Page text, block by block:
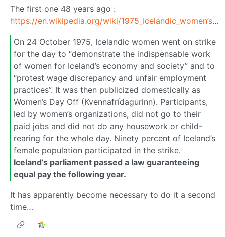
The first one 48 years ago :
https://en.wikipedia.org/wiki/1975_Icelandic_women’s_strike
On 24 October 1975, Icelandic women went on strike
for the day to “demonstrate the indispensable work
of women for Iceland’s economy and society” and to
“protest wage discrepancy and unfair employment
practices”. It was then publicized domestically as
Women’s Day Off (Kvennafrídagurinn). Participants,
led by women’s organizations, did not go to their
paid jobs and did not do any housework or child-
rearing for the whole day. Ninety percent of Iceland’s
female population participated in the strike.
Iceland’s parliament passed a law guaranteeing
equal pay the following year.
It has apparently become necessary to do it a second
time…